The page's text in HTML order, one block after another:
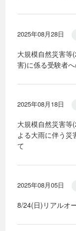
2025年08月28日
大規模自然災害等
害)に係る受験者
2025年08月18日
大規模自然災害等
よる大雨に伴う災
て
2025年08月05日
8/24(日)リアルオ